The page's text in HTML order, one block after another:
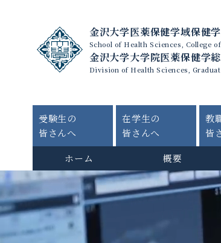
金沢大学医薬保健学域保健
School of Health Sciences, College
金沢大学大学院医薬保健学
Division of Health Sciences,
受験生の
皆さんへ
在学生の
皆さんへ
教
皆
ホーム
概要